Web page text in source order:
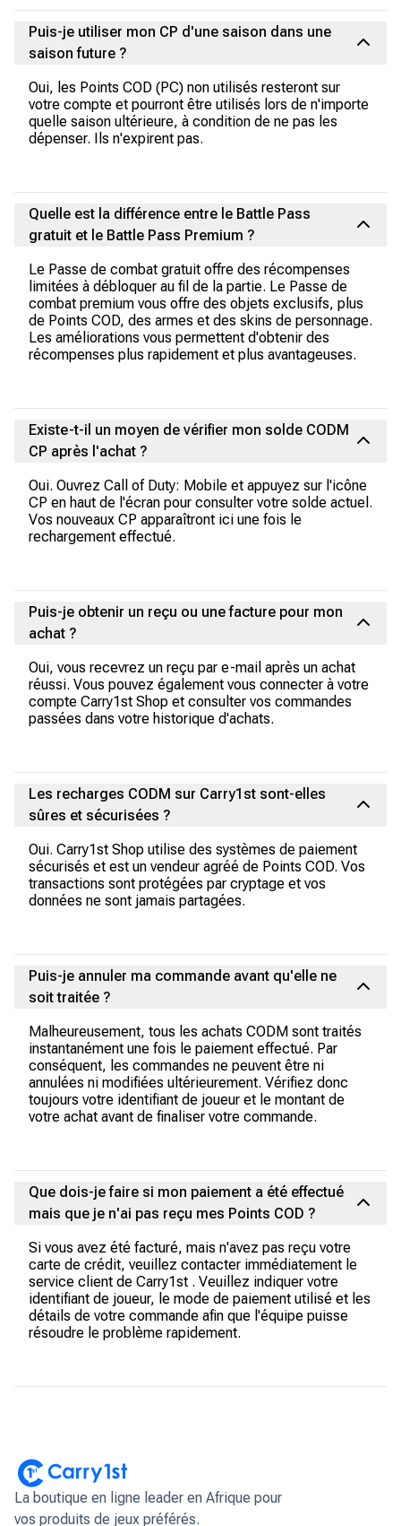
Puis-je utiliser mon CP d'une saison dans une
saison future ?
Oui, les Points COD (PC) non utilisés resteront sur
votre compte et pourront être utilisés lors de n'importe
quelle saison ultérieure, à condition de ne pas les
dépenser. Ils n'expirent pas.
Quelle est la différence entre le Battle Pass
gratuit et le Battle Pass Premium ?
Le Passe de combat gratuit offre des récompenses
limitées à débloquer au fil de la partie. Le Passe de
combat premium vous offre des objets exclusifs, plus
de Points COD, des armes et des skins de personnage.
Les améliorations vous permettent d'obtenir des
récompenses plus rapidement et plus avantageuses.
Existe-t-il un moyen de vérifier mon solde CODM
CP après l'achat ?
Oui. Ouvrez Call of Duty: Mobile et appuyez sur l'icône
CP en haut de l'écran pour consulter votre solde actuel.
Vos nouveaux CP apparaîtront ici une fois le
rechargement effectué.
Puis-je obtenir un reçu ou une facture pour mon
achat ?
Oui, vous recevrez un reçu par e-mail après un achat
réussi. Vous pouvez également vous connecter à votre
compte Carry1st Shop et consulter vos commandes
passées dans votre historique d'achats.
Les recharges CODM sur Carry1st sont-elles
sûres et sécurisées ?
Oui. Carry1st Shop utilise des systèmes de paiement
sécurisés et est un vendeur agréé de Points COD. Vos
transactions sont protégées par cryptage et vos
données ne sont jamais partagées.
Puis-je annuler ma commande avant qu'elle ne
soit traitée ?
Malheureusement, tous les achats CODM sont traités
instantanément une fois le paiement effectué. Par
conséquent, les commandes ne peuvent être ni
annulées ni modifiées ultérieurement. Vérifiez donc
toujours votre identifiant de joueur et le montant de
votre achat avant de finaliser votre commande.
Que dois-je faire si mon paiement a été effectué
mais que je n'ai pas reçu mes Points COD ?
Si vous avez été facturé, mais n'avez pas reçu votre
carte de crédit, veuillez contacter immédiatement le
service client de Carry1st . Veuillez indiquer votre
identifiant de joueur, le mode de paiement utilisé et les
détails de votre commande afin que l'équipe puisse
résoudre le problème rapidement.
La boutique en ligne leader en Afrique pour
vos produits de jeux préférés.